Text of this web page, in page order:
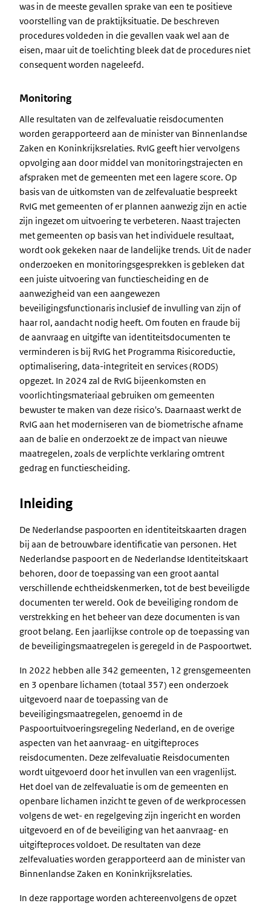
was in de meeste gevallen sprake van een te positieve
voorstelling van de praktijksituatie. De beschreven
procedures voldeden in die gevallen vaak wel aan de
eisen, maar uit de toelichting bleek dat de procedures niet
consequent worden nageleefd.
Monitoring
Alle resultaten van de zelfevaluatie reisdocumenten
worden gerapporteerd aan de minister van Binnenlandse
Zaken en Koninkrijksrelaties. RvIG geeft hier vervolgens
opvolging aan door middel van monitoringstrajecten en
afspraken met de gemeenten met een lagere score. Op
basis van de uitkomsten van de zelfevaluatie bespreekt
RvIG met gemeenten of er plannen aanwezig zijn en actie
zijn ingezet om uitvoering te verbeteren. Naast trajecten
met gemeenten op basis van het individuele resultaat,
wordt ook gekeken naar de landelijke trends. Uit de nader
onderzoeken en monitoringsgesprekken is gebleken dat
een juiste uitvoering van functiescheiding en de
aanwezigheid van een aangewezen
beveiligingsfunctionaris inclusief de invulling van zijn of
haar rol, aandacht nodig heeft. Om fouten en fraude bij
de aanvraag en uitgifte van identiteitsdocumenten te
verminderen is bij RvIG het Programma Risicoreductie,
optimalisering, data-integriteit en services (RODS)
opgezet. In 2024 zal de RvIG bijeenkomsten en
voorlichtingsmateriaal gebruiken om gemeenten
bewuster te maken van deze risico's. Daarnaast werkt de
RvIG aan het moderniseren van de biometrische afname
aan de balie en onderzoekt ze de impact van nieuwe
maatregelen, zoals de verplichte verklaring omtrent
gedrag en functiescheiding.
Inleiding
De Nederlandse paspoorten en identiteitskaarten dragen
bij aan de betrouwbare identificatie van personen. Het
Nederlandse paspoort en de Nederlandse Identiteitskaart
behoren, door de toepassing van een groot aantal
verschillende echtheidskenmerken, tot de best beveiligde
documenten ter wereld. Ook de beveiliging rondom de
verstrekking en het beheer van deze documenten is van
groot belang. Een jaarlijkse controle op de toepassing van
de beveiligingsmaatregelen is geregeld in de Paspoortwet.
In 2022 hebben alle 342 gemeenten, 12 grensgemeenten
en 3 openbare lichamen (totaal 357) een onderzoek
uitgevoerd naar de toepassing van de
beveiligingsmaatregelen, genoemd in de
Paspoortuitvoeringsregeling Nederland, en de overige
aspecten van het aanvraag- en uitgifteproces
reisdocumenten. Deze zelfevaluatie Reisdocumenten
wordt uitgevoerd door het invullen van een vragenlijst.
Het doel van de zelfevaluatie is om de gemeenten en
openbare lichamen inzicht te geven of de werkprocessen
volgens de wet- en regelgeving zijn ingericht en worden
uitgevoerd en of de beveiliging van het aanvraag- en
uitgifteproces voldoet. De resultaten van deze
zelfevaluaties worden gerapporteerd aan de minister van
Binnenlandse Zaken en Koninkrijksrelaties.
In deze rapportage worden achtereenvolgens de opzet